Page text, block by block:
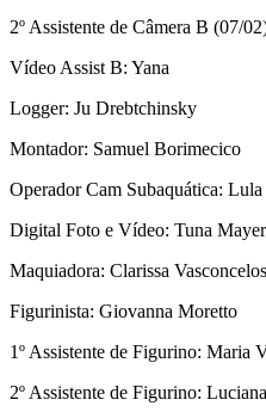
2º Assistente de Câmera B (07/
Vídeo Assist B: Yana
Logger: Ju Drebtchinsky
Montador: Samuel Borimecico
Operador Cam Subaquática:
Digital Foto e Vídeo: Tuna Mayer
Maquiadora: Clarissa Vasconcelos
Figurinista: Giovanna Moretto
1º Assistente de Figurino: Maria
2º Assistente de Figurino: